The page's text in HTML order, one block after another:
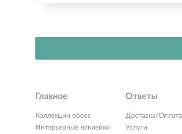
Главное
Коллекции обоев
Интерьерные наклейки
Ответы
Доставка/Оплата
Услуги